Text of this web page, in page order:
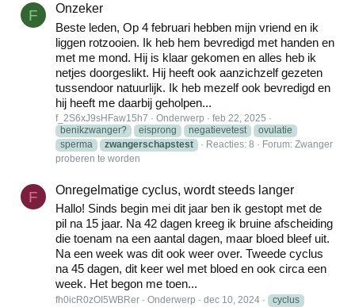
F
Onzeker
Beste leden, Op 4 februari hebben mijn vriend en ik
liggen rotzooien. Ik heb hem bevredigd met handen en
met me mond. Hij is klaar gekomen en alles heb ik
netjes doorgeslikt. Hij heeft ook aanzichzelf gezeten
tussendoor natuurlijk. Ik heb mezelf ook bevredigd en
hij heeft me daarbij geholpen...
f_2S6xJ9sHFaw15h7 Onderwerp
feb 22, 2025
benikzwanger?
eisprong negatievetest
ovulatie
sperma
zwangerschapstest Reacties: 8 Forum: Zwanger
proberen te worden
F
Onregelmatige cyclus, wordt steeds langer
Hallo! Sinds begin mei dit jaar ben ik gestopt met de
pil na 15 jaar. Na 42 dagen kreeg ik bruine afscheiding
die toenam na een aantal dagen, maar bloed bleef uit.
Na een week was dit ook weer over. Tweede cyclus
na 45 dagen, dit keer wel met bloed en ook circa een
week. Het begon me toen...
fh0icR0zOI5WBRer Onderwerp dec 10, 2024
cyclus